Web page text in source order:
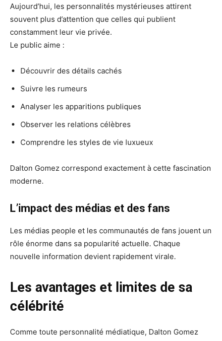
Aujourd’hui, les personnalités mystérieuses attirent
souvent plus d’attention que celles qui publient
constamment leur vie privée.
Le public aime :
Découvrir des détails cachés
Suivre les rumeurs
Analyser les apparitions publiques
Observer les relations célèbres
Comprendre les styles de vie luxueux
Dalton Gomez correspond exactement à cette fascination
moderne.
L’impact des médias et des fans
Les médias people et les communautés de fans jouent un
rôle énorme dans sa popularité actuelle. Chaque
nouvelle information devient rapidement virale.
Les avantages et limites de sa
célébrité
Comme toute personnalité médiatique, Dalton Gomez